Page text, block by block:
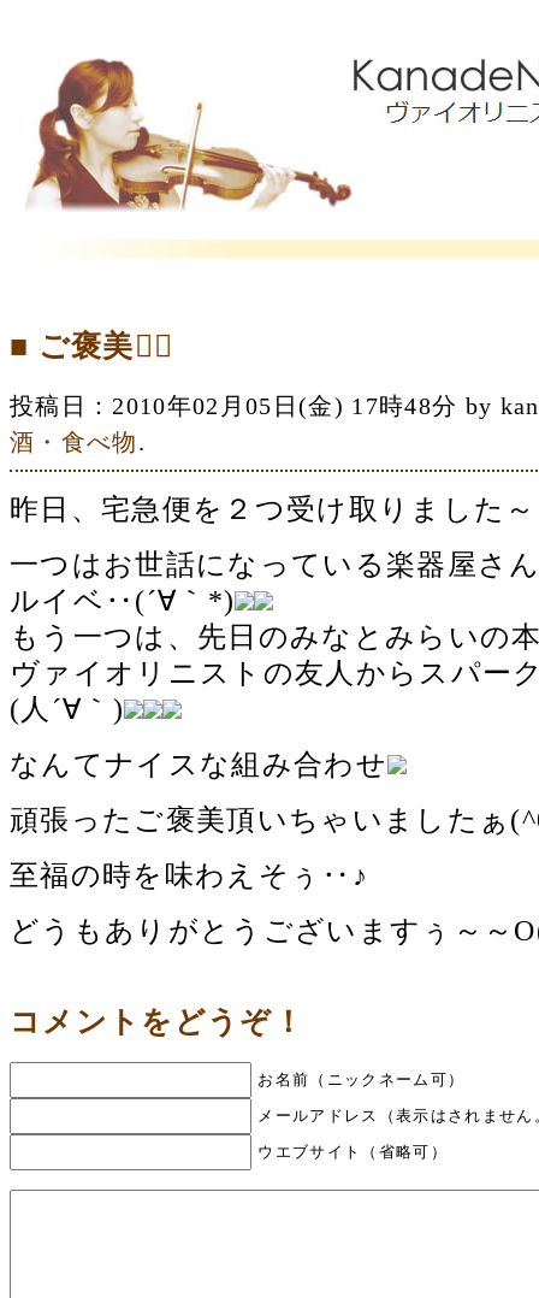
■ ご褒美
投稿日：2010年02月05日(金) 17時48分 by
酒・食べ物.
昨日、宅急便を２つ受け取りました
一つはお世話になっている楽器屋さ
ルイベ‥(´∀｀*)
もう一つは、先日のみなとみらいの
ヴァイオリニストの友人からスパー
(人´∀｀)
なんてナイスな組み合わせ
頑張ったご褒美頂いちゃいましたぁ
至福の時を味わえそぅ‥♪
どうもありがとうございますぅ～～
コメントをどうぞ！
お名前（ニックネーム可）
メールアドレス（表示はされませ
ウエブサイト（省略可）